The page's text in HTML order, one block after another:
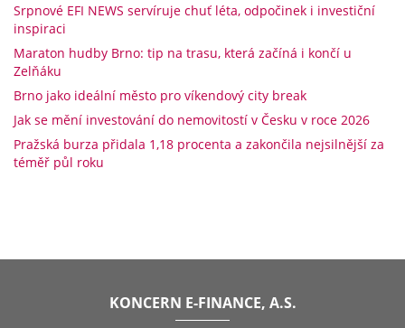
Srpnové EFI NEWS servíruje chuť léta, odpočinek i investiční
inspiraci
Maraton hudby Brno: tip na trasu, která začíná i končí u
Zelňáku
Brno jako ideální město pro víkendový city break
Jak se mění investování do nemovitostí v Česku v roce 2026
Pražská burza přidala 1,18 procenta a zakončila nejsilnější za
téměř půl roku
KONCERN E-FINANCE, A.S.